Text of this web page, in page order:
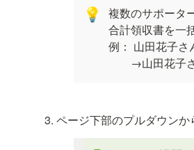
💡
複数のサポータ
合計領収書を一
例： 山田花子さ
→山田花子さ
ページ下部のプルダウンか